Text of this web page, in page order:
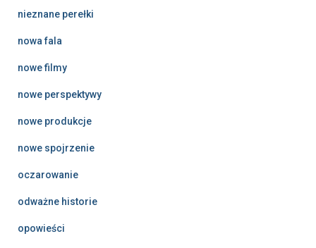
nieznane perełki
nowa fala
nowe filmy
nowe perspektywy
nowe produkcje
nowe spojrzenie
oczarowanie
odważne historie
opowieści